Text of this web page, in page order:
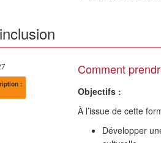
:
Comment
Objectifs :
À l’issue de cette
Développer